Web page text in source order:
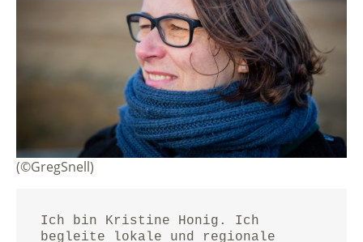
(©GregSnell)
Ich bin Kristine Honig. Ich
begleite lokale und regionale